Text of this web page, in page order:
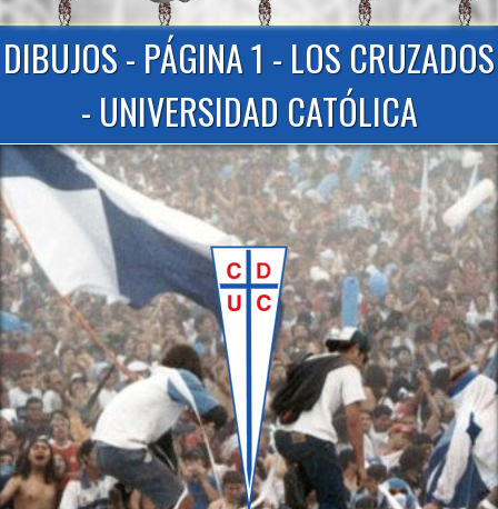
DIBUJOS - PÁGINA 1 - LOS CRUZADOS
- UNIVERSIDAD CATÓLICA